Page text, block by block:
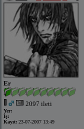
Er
2097 ileti
Yer:
İş:
Kayıt: 23-07-2007 13:49